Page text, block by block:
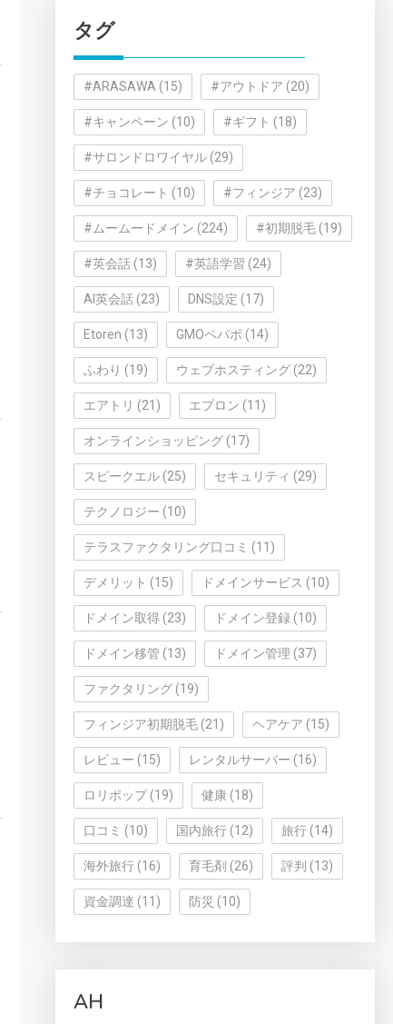
ー
タグ
#ARASAWA (15) #アウトドア (20)
#キャンペーン (10) #ギフト (18)
#サロンドロワイヤル(29)
#チョコレート (10) #フィンジア (23)
#ムームードメイン (224) #初期脱毛(19)
#英会話(13) #英語学習 (24)
AI英会話(23) DNS設定 (17)
Etoren (13) GMOペパボ (14)
ふわり (19) ウェブホスティング(22)
エアトリ (21) エプロン (11)
オンラインショッピング(17)
スピークエル(25) セキュリティ (29)
テクノロジー (10)
テラスファクタリング口コミ (11)
デメリット (15) ドメインサービス (10)
ドメイン取得(23) ドメイン登録 (10)
ドメイン移管 (13) ドメイン管理 (37)
ファクタリング(19)
フィンジア初期脱毛(21) ヘアケア (15)
レビュー (15) レンタルサーバー (16)
ロリポップ(19) 健康(18)
口コミ (10) 国内旅行(12) 旅行(14)
海外旅行(16) 育毛剤 (26) 評判 (13)
資金調達 (11) 防災 (10)
AH